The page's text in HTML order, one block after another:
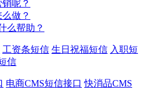
呢？
做？
么帮助？
工资条短信 生日祝福短信 入职短
信
电商CMS短信接口 快消品CMS